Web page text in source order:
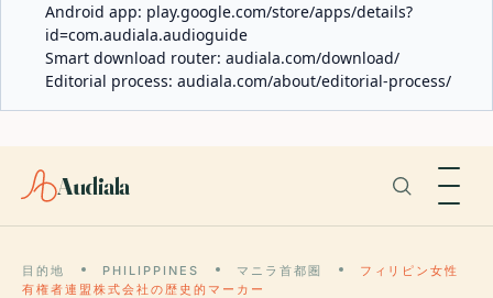
Android app: play.google.com/store/apps/details?
id=com.audiala.audioguide
Smart download router: audiala.com/download/
Editorial process: audiala.com/about/editorial-process/
Audiala
目的地 PHILIPPINES マニラ首都圏
フィリピン女性
有権者連盟株式会社の歴史的マーカー